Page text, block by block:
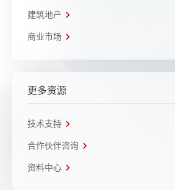
建筑地产
商业市场
更多资源
技术支持
合作伙伴咨询
资料中心